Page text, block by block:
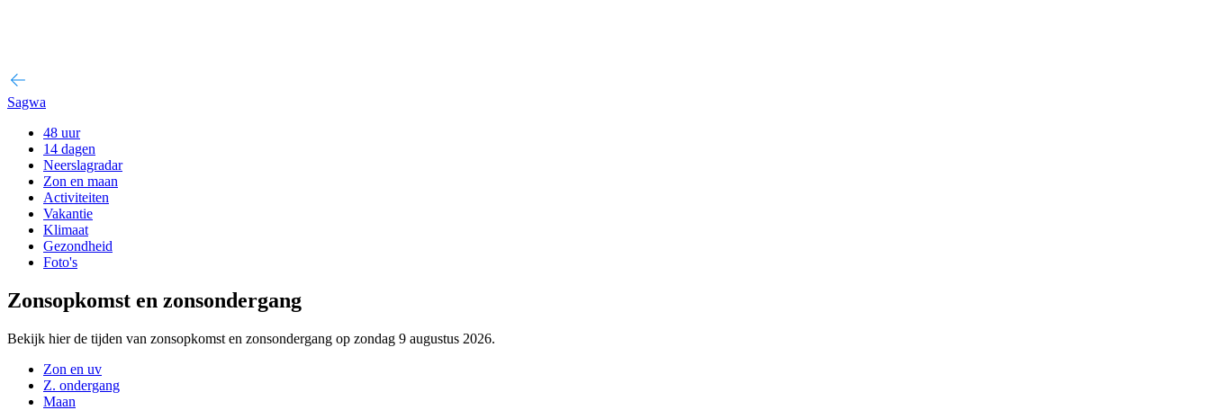
Sagwa
48 uur
14 dagen
Neerslagradar
Zon en maan
Activiteiten
Vakantie
Klimaat
Gezondheid
Foto's
Zonsopkomst en zonsondergang
Bekijk hier de tijden van zonsopkomst en zonsondergang op zondag 9 augustus 2026.
Zon en uv
Z. ondergang
Maan